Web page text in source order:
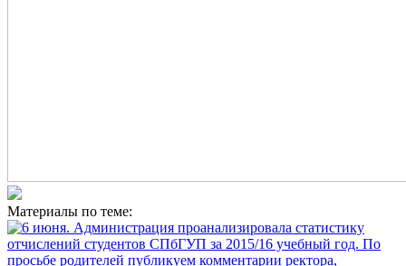
Материалы по теме: